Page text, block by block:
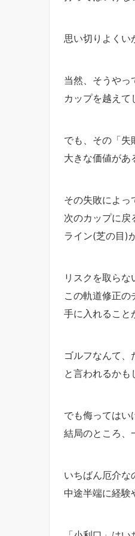
思い切りよくい
当然、そうやっ
カップを越えて
でも、その「失
大きな価値があ
その失敗によっ
次のカップに戻
ライン(芝の目)
リスクを取らな
この軌道修正の
手に入れること
ゴルフなんて、
と言われるかも
でも侮ってはい
結局のところ、
いちばん厄介な
中途半端に経験